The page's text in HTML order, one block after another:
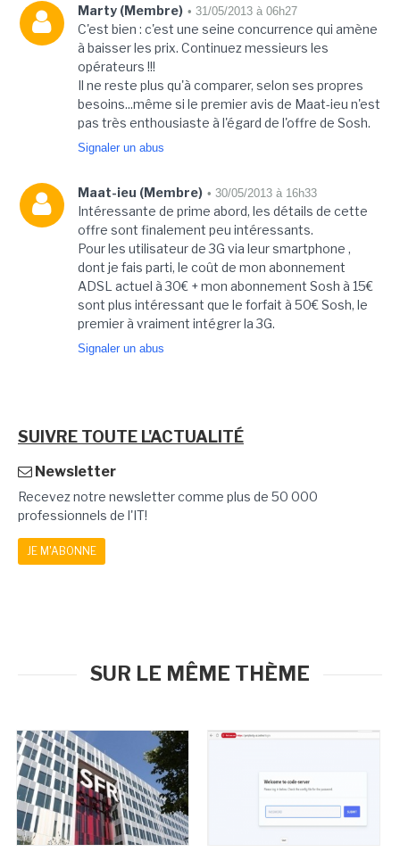
Marty (Membre) • 31/05/2013 à 06h27
C'est bien : c'est une seine concurrence qui amène
à baisser les prix. Continuez messieurs les
opérateurs !!!
Il ne reste plus qu'à comparer, selon ses propres
besoins...même si le premier avis de Maat-ieu n'est
pas très enthousiaste à l'égard de l'offre de Sosh.
Signaler un abus
Maat-ieu (Membre) • 30/05/2013 à 16h33
Intéressante de prime abord, les détails de cette
offre sont finalement peu intéressants.
Pour les utilisateur de 3G via leur smartphone ,
dont je fais parti, le coût de mon abonnement
ADSL actuel à 30€ + mon abonnement Sosh à 15€
sont plus intéressant que le forfait à 50€ Sosh, le
premier à vraiment intégrer la 3G.
Signaler un abus
SUIVRE TOUTE L'ACTUALITÉ
Newsletter
Recevez notre newsletter comme plus de 50 000
professionnels de l'IT!
JE M'ABONNE
SUR LE MÊME THÈME